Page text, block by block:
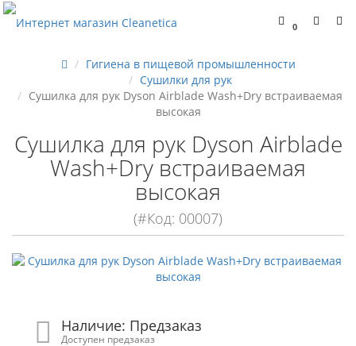
0
Гигиена в пищевой промышленности
Сушилки для рук
Сушилка для рук Dyson Airblade Wash+Dry встраиваемая
высокая
Сушилка для рук Dyson Airblade
Wash+Dry встраиваемая
высокая
(#Код: 00007)
Наличие: Предзаказ
Доступен предзаказ